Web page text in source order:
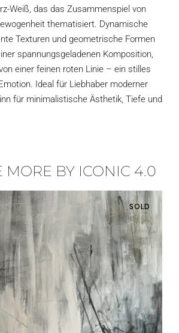
Weiß, das das Zusammenspiel von
thematisiert. Dynamische
Texturen und geometrische Formen
spannungsgeladenen Komposition,
einer feinen roten Linie – ein stilles
Ideal für Liebhaber moderner
für minimalistische Ästhetik, Tiefe und
MORE BY ICONIC 4.0
SOLD